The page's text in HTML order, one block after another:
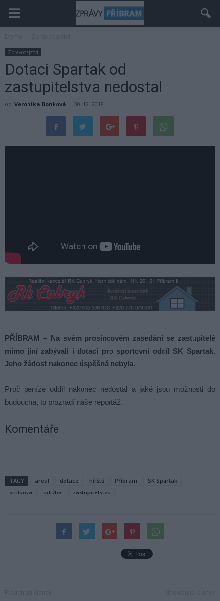
Zpravodajství
Dotaci Spartak od
zastupitelstva nedostal
od Veronika Bonková - 30. 12. 2018
PŘÍBRAM – Na svém prosincovém zasedání se zastupitelé
mimo jiní zabývali i dotací pro sportovní oddíl SK Spartak.
Jeho žádost nakonec úspěšná nebyla.
Proč peníze oddíl nakonec nedostal a jaké jsou možnosti do
budoucna, to prozradí naše reportáž.
Komentáře
TAGY areál dotace hřiště Příbram
SK Spartak
smlouva
údržba zastupitelstvo